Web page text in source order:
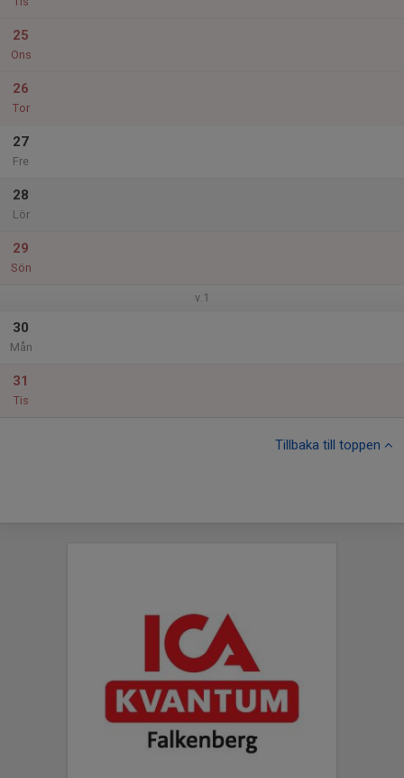
25
Ons
26
Tor
27
Fre
28
Lör
29
Sön
v.1
30
Mån
31
Tis
Tillbaka till toppen